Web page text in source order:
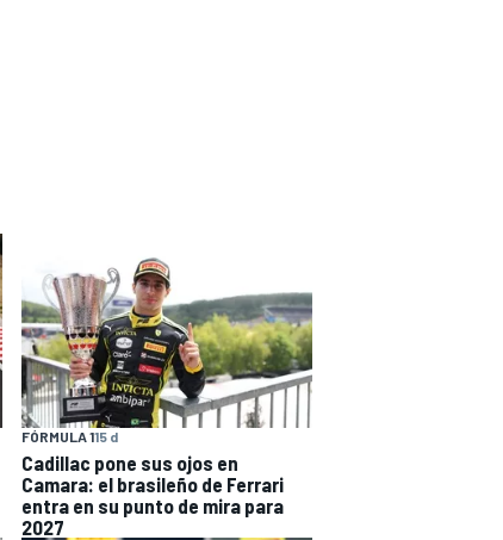
FÓRMULA 115 d
Cadillac pone sus ojos en
Camara: el brasileño de Ferrari
entra en su punto de mira para
2027